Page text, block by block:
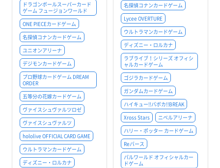
名探偵コナンカードゲーム
Lycee OVERTURE
ウルトラマンカードゲーム
ディズニー・ロルカナ
ラブライブ！シリーズ オフィシ
ャルカードゲーム
ゴジラカードゲーム
ガンダムカードゲーム
ハイキュー!!バボカ!!BREAK
Xross Stars
ニベルアリーナ
ハリー・ポッター カードゲーム
Reバース
パルワールド オフィシャルカー
ドゲーム
ドラゴンボールスーパーカード
ゲーム フュージョンワールド
ONE PIECEカードゲーム
名探偵コナンカードゲーム
ユニオンアリーナ
デジモンカードゲーム
プロ野球カードゲーム DREAM
ORDER
五等分の花嫁カードゲーム
ヴァイスシュヴァルツロゼ
ヴァイスシュヴァルツ
hololive OFFICIAL CARD GAME
ウルトラマンカードゲーム
ディズニー・ロルカナ